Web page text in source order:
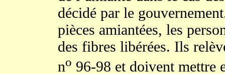
décidé par le
pièces amiantées, les
des fibres libérées. Ils
no 96-98 et doivent mettre